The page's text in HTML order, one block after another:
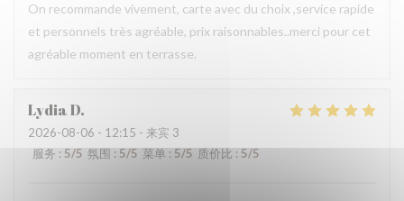
On recommande vivement, carte avec du choix ,service rapide
et personnels très agréable, prix raisonnables..merci pour cet
agréable moment en terrasse.
LydiaD
2026-08-06 - 12:15 - 来宾 3
服务 : 5/5 氛围 : 5/5 菜单 : 5/5 质价比 : 5/5